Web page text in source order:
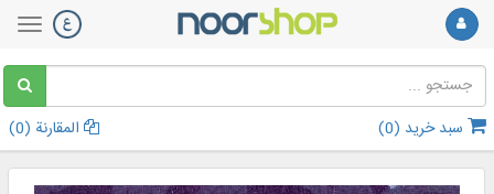
سبد خرید (0
) المقارنة (0
)